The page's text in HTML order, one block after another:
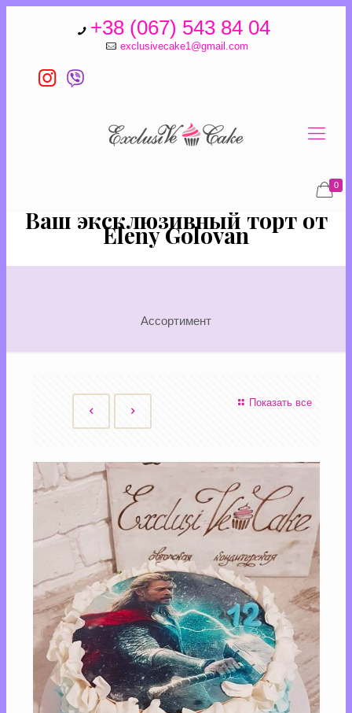
+38 (067) 543 84 04
exclusivecake1@gmail.com
0
Ваш эксклюзивный торт от
Eleny Golovan
Ассортимент
Показать все